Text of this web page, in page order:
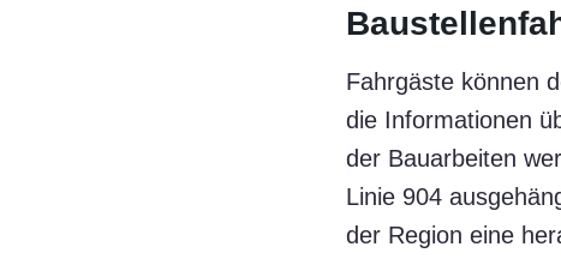
Fahrgäste können
die Informationen
der Bauarbeiten
Linie 904
der Region eine